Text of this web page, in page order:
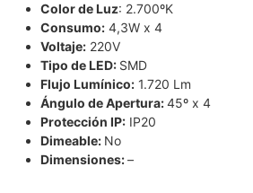
Color de Luz: 2.700ºK
Consumo: 4,3W x 4
Voltaje: 220V
Tipo de LED: SMD
Flujo Lumínico: 1.720 Lm
Ángulo de Apertura:45º x 4
Protección IP: IP20
Dimeable: No
Dimensiones:–